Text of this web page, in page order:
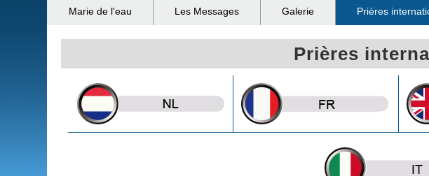
Marie de l'eau Les Messages Galerie Prières
Prières